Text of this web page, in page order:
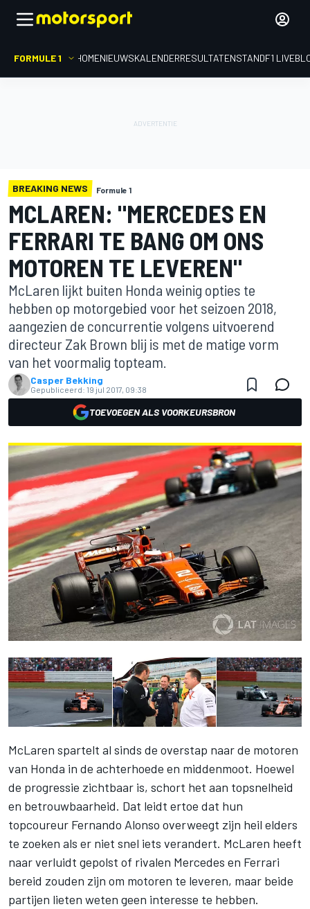
FORMULE 1 HOMENIEUWSKALENDERRESULTATENSTANDF1
BREAKING NEWS Formule 1
MCLAREN: "MERCEDES EN
FERRARI TE BANG OM ONS
MOTOREN TE LEVEREN"
McLaren lijkt buiten Honda weinig opties te
hebben op motorgebied voor het seizoen 2018,
aangezien de concurrentie volgens uitvoerend
directeur Zak Brown blij is met de matige vorm
van het voormalig topteam.
Casper Bekking
Gepubliceerd: 19 jul 2017, 09:38
TOEVOEGEN ALS VOORKEURSBRON
McLaren spartelt al sinds de overstap naar de motoren
van Honda in de achterhoede en middenmoot. Hoewel
de progressie zichtbaar is, schort het aan topsnelheid
en betrouwbaarheid. Dat leidt ertoe dat hun
topcoureur Fernando Alonso overweegt zijn heil elders
te zoeken als er niet snel iets verandert. McLaren heeft
naar verluidt gepolst of rivalen Mercedes en Ferrari
bereid zouden zijn om motoren te leveren, maar beide
partijen lieten weten geen interesse te hebben.